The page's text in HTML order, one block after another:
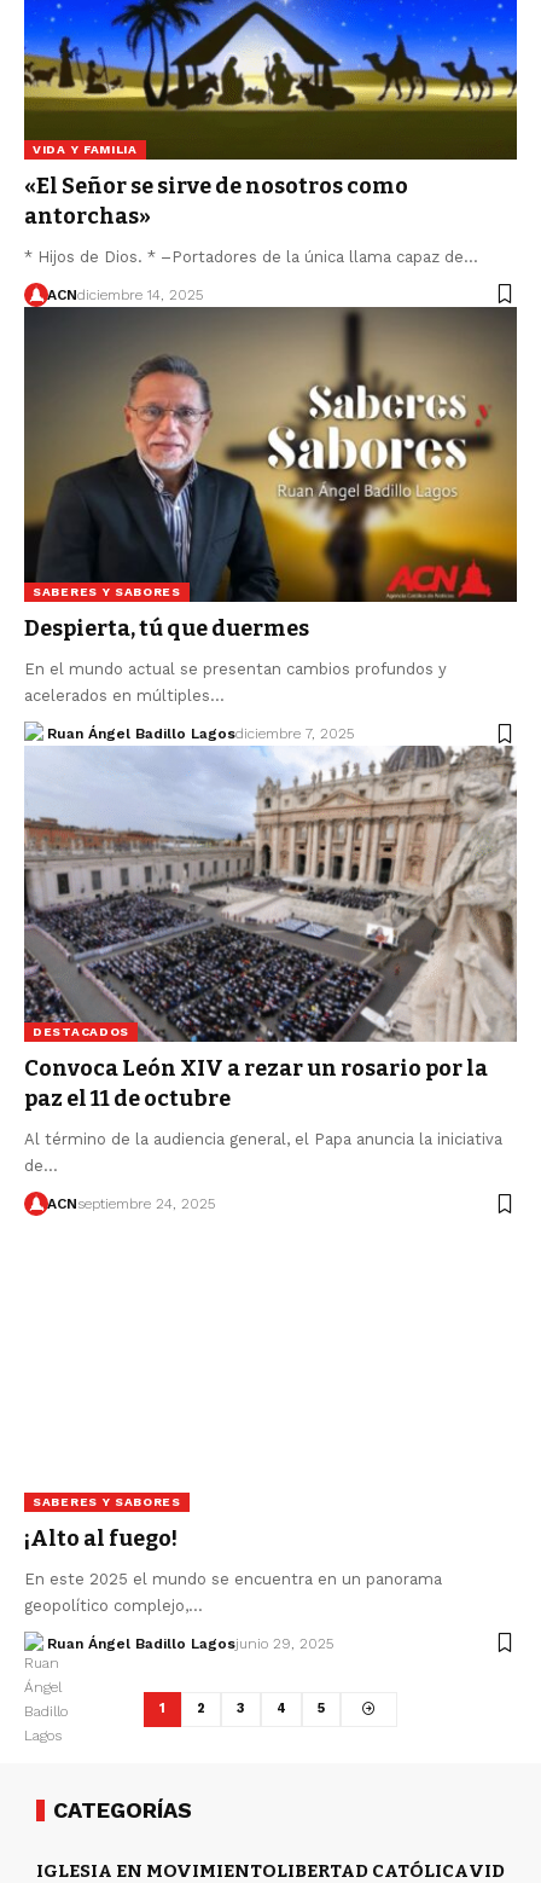
VIDA Y FAMILIA
«El Señor se sirve de nosotros como
antorchas»
* Hijos de Dios. * –Portadores de la única llama capaz de…
ACNdiciembre 14, 2025
SABERES Y SABORES
Despierta, tú que duermes
En el mundo actual se presentan cambios profundos y
acelerados en múltiples…
Ruan Ángel Badillo Lagosdiciembre 7, 2025
DESTACADOS
Convoca León XIV a rezar un rosario por la
paz el 11 de octubre
Al término de la audiencia general, el Papa anuncia la iniciativa
de…
ACNseptiembre 24, 2025
SABERES Y SABORES
¡Alto al fuego!
En este 2025 el mundo se encuentra en un panorama
geopolítico complejo,…
Ruan Ángel Badillo Lagosjunio 29, 2025
1 2 3 4 5
CATEGORÍAS
IGLESIA EN MOVIMIENTOLIBERTAD CATÓLICAVIDA